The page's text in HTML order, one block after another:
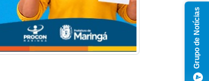
Grupo de Notícias